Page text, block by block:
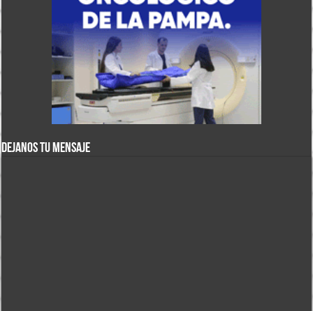
DEJANOS TU MENSAJE